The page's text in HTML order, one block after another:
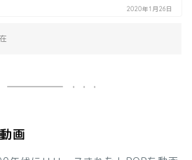
2020年1月26日
画